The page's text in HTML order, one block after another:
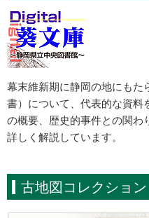
幕末維新期に静岡の地にもた
書）について、代表的な資料
の概要、歴史的事件との関わ
詳しく解説しています。
古地図コレクション